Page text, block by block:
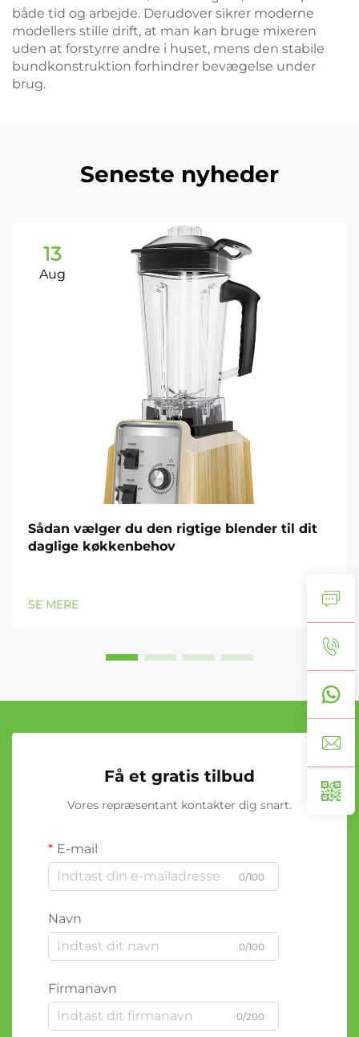
både tid og arbejde. Derudover sikrer moderne
modellers stille drift, at man kan bruge mixeren
uden at forstyrre andre i huset, mens den stabile
bundkonstruktion forhindrer bevægelse under
brug.
Seneste nyheder
13
Aug
Sådan vælger du den rigtige blender til dit
daglige køkkenbehov
SE MERE
Få et gratis tilbud
Vores repræsentant kontakter dig snart.
E-mail
0/100
Navn
0/100
Firmanavn
0/200